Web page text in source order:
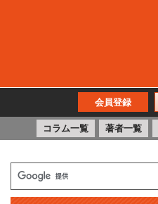
会員登録
コラム一覧 著者一覧